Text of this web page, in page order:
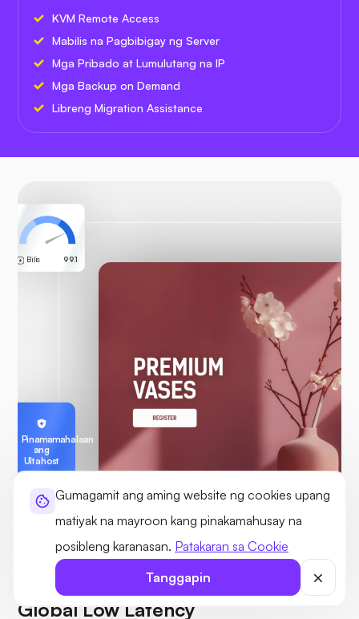
Gumagamit ang aming website ng cookies upang
matiyak na mayroon kang pinakamahusay na
posibleng karanasan. Patakaran sa Cookie
Tanggapin
KVM Remote Access
Mabilis na Pagbibigay ng Server
Mga Pribado at Lumulutang na IP
Mga Backup on Demand
Libreng Migration Assistance
MGA SERVER NA PINAMAMAHALAAN AT HIGH-PERFORMING
Mga High-Speed Server na may
Global Low Latency
Bilis 99.1
Pinamamahalaan
ang
Ultahost